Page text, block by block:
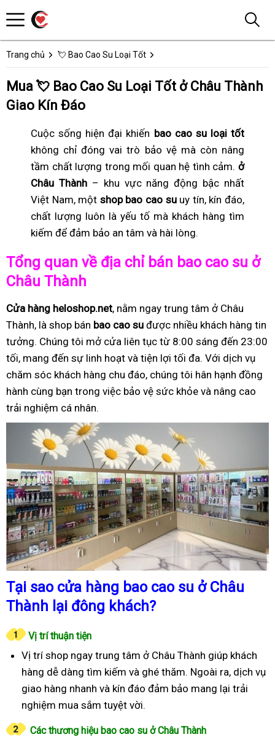
Trang chủ 💘 Bao Cao Su Loại Tốt
Mua 💘 Bao Cao Su Loại Tốt ở Châu Thành
Giao Kín Đáo
Cuộc sống hiện đại khiến bao cao su loại tốt
không chỉ đóng vai trò bảo vệ mà còn nâng
tầm chất lượng trong mối quan hệ tình cảm. ở
Châu Thành– khu vực năng động bậc nhất
Việt Nam, một shop bao cao suuy tín, kín đáo,
chất lượng luôn là yếu tố mà khách hàng tìm
kiếm để đảm bảo an tâm và hài lòng.
Tổng quan về địa chỉ bán bao cao su ở
Châu Thành
Cửa hàng heloshop.net, nằm ngay trung tâm ở Châu
Thành, là shop bán bao cao su được nhiều khách hàng tin
tưởng. Chúng tôi mở cửa liên tục từ 8:00 sáng đến 23:00
tối, mang đến sự linh hoạt và tiện lợi tối đa. Với dịch vụ
chăm sóc khách hàng chu đáo, chúng tôi hân hạnh đồng
hành cùng bạn trong việc bảo vệ sức khỏe và nâng cao
trải nghiệm cá nhân.
Tại sao cửa hàng bao cao su ở Châu
Thành lại đông khách?
Vị trí thuận tiện
Vị trí shop ngay trung tâm ở Châu Thành giúp khách
hàng dễ dàng tìm kiếm và ghé thăm. Ngoài ra, dịch vụ
giao hàng nhanh và kín đáo đảm bảo mang lại trải
nghiệm mua sắm tuyệt vời.
Các thương hiệu bao cao su ở Châu Thành